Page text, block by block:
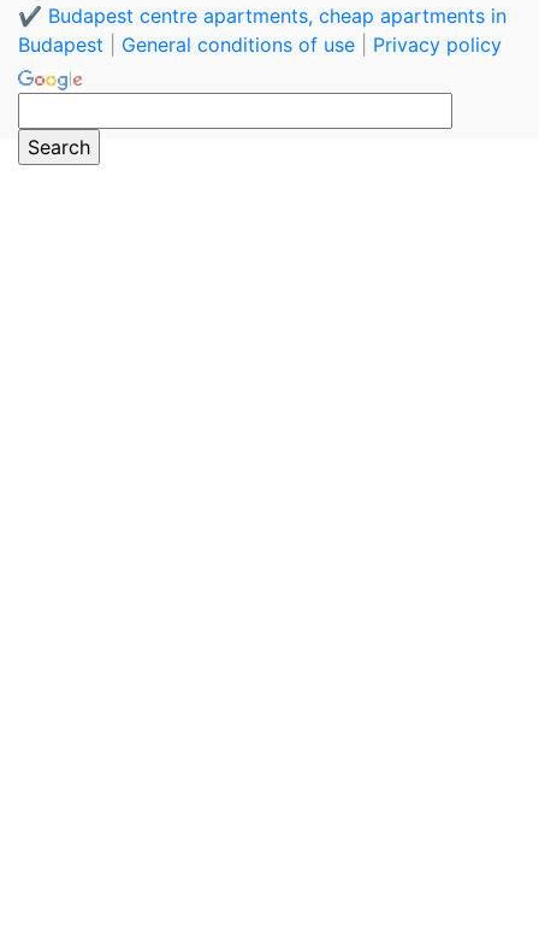
✔️ Budapest centre apartments, cheap apartments in
Budapest
General conditions of use Privacy policy